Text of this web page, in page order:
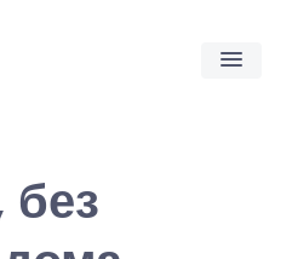
без